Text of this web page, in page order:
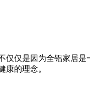
仅仅是因为全铝家居
康的理念。